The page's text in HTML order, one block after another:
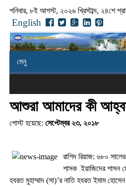
শনিবার, ৮ই আগস্ট, ২০২৬ খ্রিস্টাব্দ, ২৪শে
English
মেনু
আশুরা আমাদের কী
পোস্ট হয়েছে: সেপ্টেম্বর ২৩, ২০১৮
রাশিদ রিয়াজ: ৬৮০
শাসক ইয়াজিদের শাসন
হযরত মুহাম্মাদ (সা)’র নাতি হযরত ইমাম